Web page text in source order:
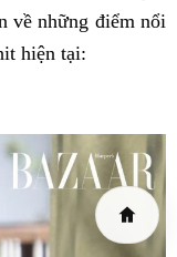
về những điểm nổi
hiện tại: